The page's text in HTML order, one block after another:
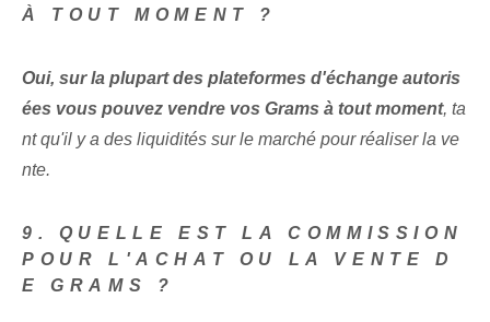
À TOUT MOMENT ?
Oui, sur la plupart des plateformes d'échange autoris
ées vous pouvez vendre vos Grams à tout moment, ta
nt qu'il y a des liquidités sur le marché pour réaliser la ve
nte.
9. QUELLE EST LA COMMISSION
POUR L'ACHAT OU LA VENTE D
E GRAMS ?